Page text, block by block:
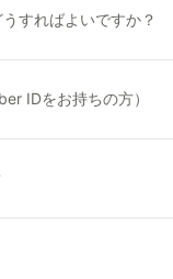
すればよいですか？
IDをお持ちの方）